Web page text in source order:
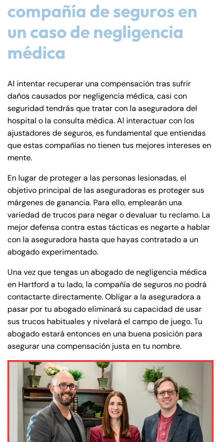
compañía de seguros en
un caso de negligencia
médica
Al intentar recuperar una compensación tras sufrir
daños causados por negligencia médica, casi con
seguridad tendrás que tratar con la aseguradora del
hospital o la consulta médica. Al interactuar con los
ajustadores de seguros, es fundamental que entiendas
que estas compañías no tienen tus mejores intereses en
mente.
En lugar de proteger a las personas lesionadas, el
objetivo principal de las aseguradoras es proteger sus
márgenes de ganancia. Para ello, emplearán una
variedad de trucos para negar o devaluar tu reclamo. La
mejor defensa contra estas tácticas es negarte a hablar
con la aseguradora hasta que hayas contratado a un
abogado experimentado.
Una vez que tengas un abogado de negligencia médica
en Hartford a tu lado, la compañía de seguros no podrá
contactarte directamente. Obligar a la aseguradora a
pasar por tu abogado eliminará su capacidad de usar
sus trucos habituales y nivelará el campo de juego. Tu
abogado estará entonces en una buena posición para
asegurar una compensación justa en tu nombre.